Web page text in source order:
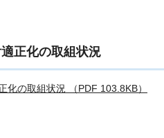
正化の取組状況
化の取組状況 （PDF 103.8KB）